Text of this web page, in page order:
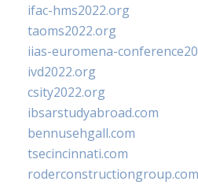
ifac-hms2022.org
taoms2022.org
iias-euromena-
ivd2022.org
csity2022.org
ibsarstudyabroad.com
bennusehgall.com
tsecincinnati.com
roderconstructiongroup.com